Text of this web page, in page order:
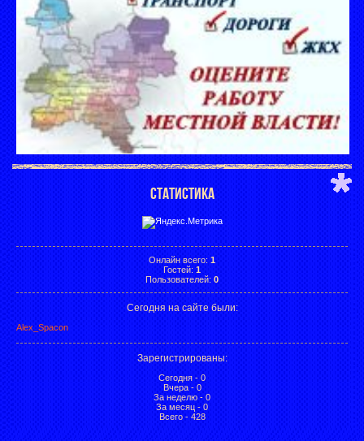
СТАТИСТИКА
Онлайн всего: 1
Гостей: 1
Пользователей: 0
Сегодня на сайте были:
Alex_Spacon
Зарегистрированы:
Сегодня - 0
Вчера - 0
За неделю - 0
За месяц - 0
Всего - 428